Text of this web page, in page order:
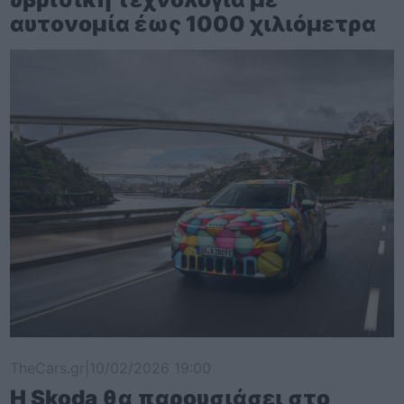
αυτονομία έως 1000 χιλιόμετρα
Η Skoda θα παρουσιάσει στο